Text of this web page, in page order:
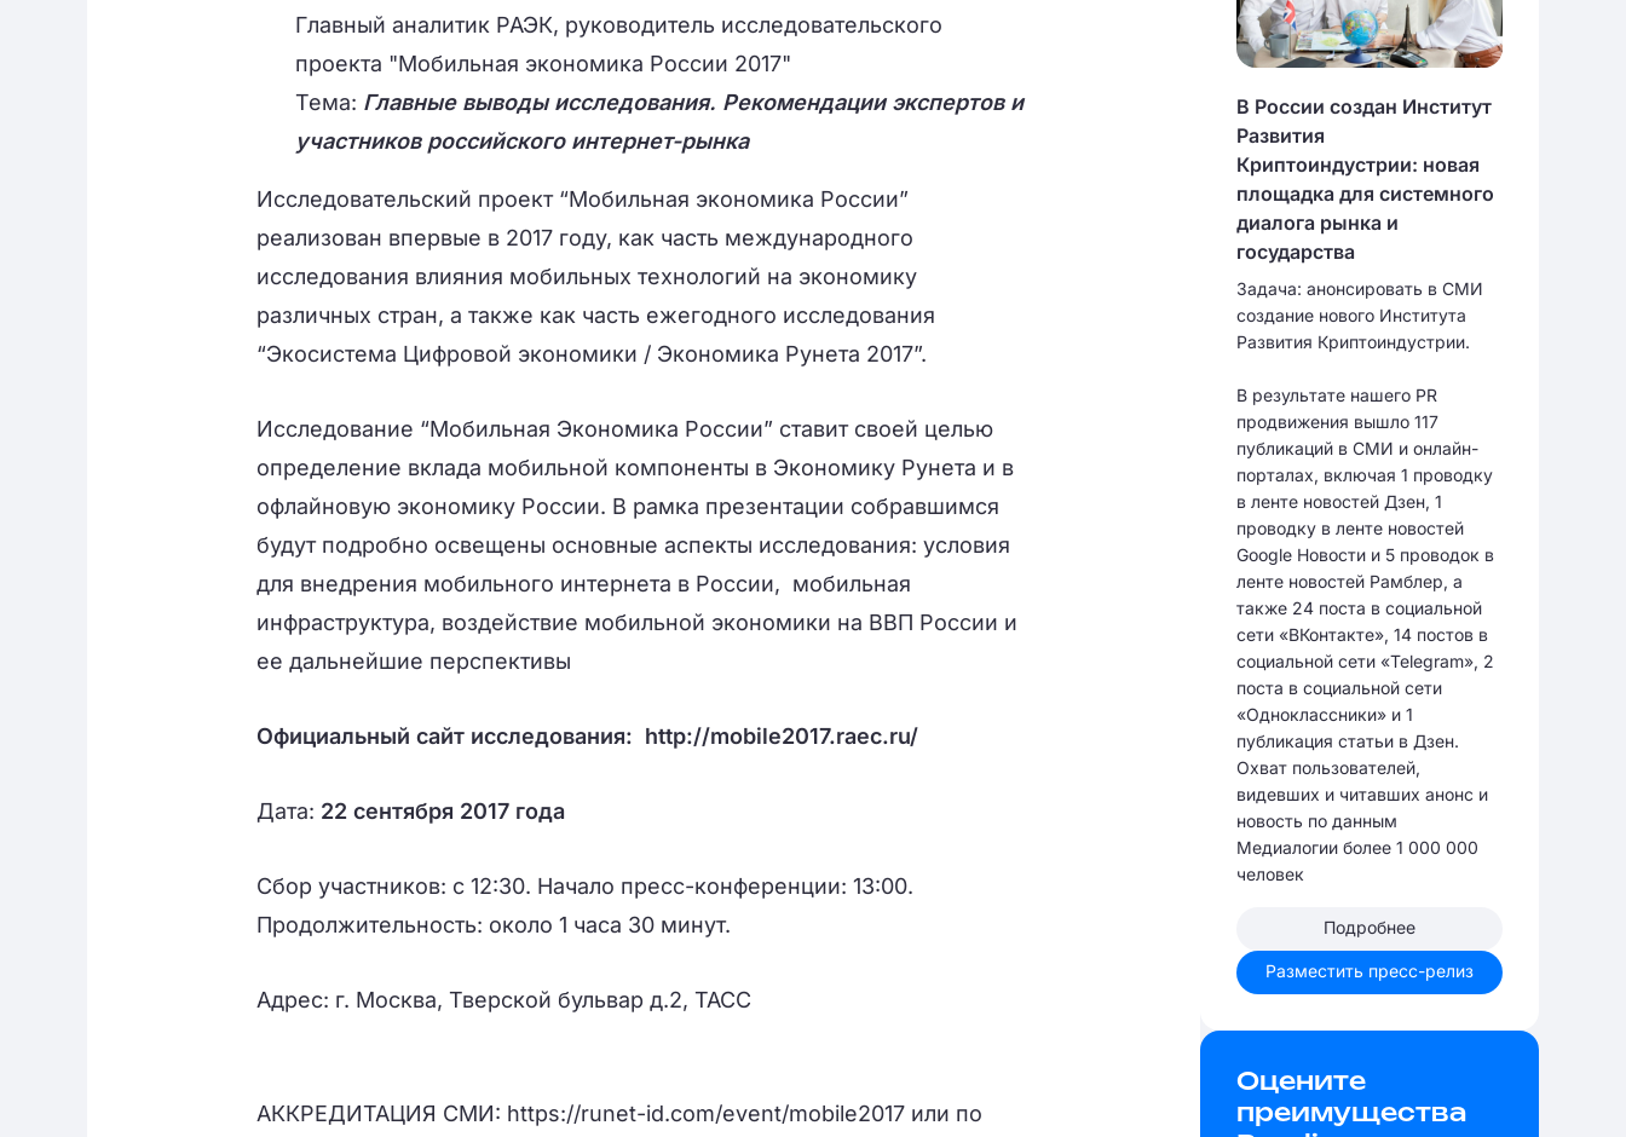
Главный аналитик РАЭК, руководитель исследовательского
проекта "Мобильная экономика России 2017"
Тема: Главные выводы исследования. Рекомендации экспертов и
участников российского интернет-рынка
Исследовательский проект “Мобильная экономика России”
реализован впервые в 2017 году, как часть международного
исследования влияния мобильных технологий на экономику
различных стран, а также как часть ежегодного исследования
“Экосистема Цифровой экономики / Экономика Рунета 2017”.
Исследование “Мобильная Экономика России” ставит своей целью
определение вклада мобильной компоненты в Экономику Рунета и в
офлайновую экономику России. В рамка презентации собравшимся
будут подробно освещены основные аспекты исследования: условия
для внедрения мобильного интернета в России, мобильная
инфраструктура, воздействие мобильной экономики на ВВП России и
ее дальнейшие перспективы
Официальный сайт исследования: http://mobile2017.raec.ru/
Дата: 22 сентября 2017 года
Сбор участников: с 12:30. Начало пресс-конференции: 13:00.
Продолжительность: около 1 часа 30 минут.
Адрес: г. Москва, Тверской бульвар д.2, ТАСС
АККРЕДИТАЦИЯ СМИ: https://runet-id.com/event/mobile2017 или по
В России создан Институт
Развития
Криптоиндустрии: новая
площадка для системного
диалога рынка и
государства
Задача: анонсировать в СМИ
создание нового Института
Развития Криптоиндустрии.
В результате нашего PR
продвижения вышло 117
публикаций в СМИ и онлайн-
порталах, включая 1 проводку
в ленте новостей Дзен, 1
проводку в ленте новостей
Google Новости и 5 проводок в
ленте новостей Рамблер, а
также 24 поста в социальной
сети «ВКонтакте», 14 постов в
социальной сети «Telegram», 2
поста в социальной сети
«Одноклассники» и 1
публикация статьи в Дзен.
Охват пользователей,
видевших и читавших анонс и
новость по данным
Медиалогии более 1 000 000
человек
Подробнее
Разместить пресс-релиз
Оцените
преимущества